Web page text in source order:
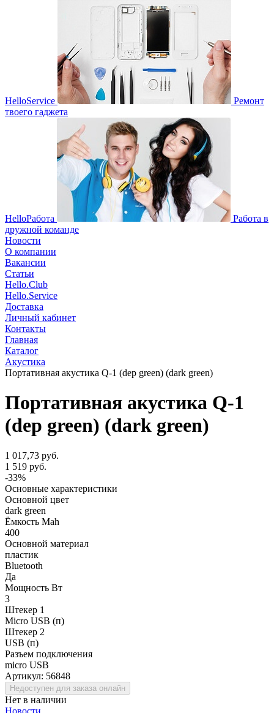
HelloService
Ремонт
твоего гаджета
HelloРабота
Работа в
дружной команде
Новости
О компании
Вакансии
Статьи
Hello.Club
Hello.Service
Доставка
Личный кабинет
Контакты
Главная
Каталог
Акустика
Портативная акустика Q-1 (dep green) (dark green)
Портативная акустика Q-1
(dep green) (dark green)
1 017,73 руб.
1 519 руб.
-33%
Основные характеристики
Основной цвет
dark green
Ёмкость Mah
400
Основной материал
пластик
Bluetooth
Да
Мощность Вт
3
Штекер 1
Micro USB (п)
Штекер 2
USB (п)
Разъем подключения
micro USB
Артикул: 56848
Недоступен для заказа онлайн
Нет в наличии
Новости